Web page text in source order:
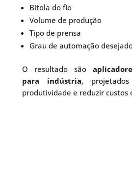
Bitola do fio
Volume de produção
Tipo de prensa
Grau de automação
O resultado são
para indústria,
produtividade e reduzir custos